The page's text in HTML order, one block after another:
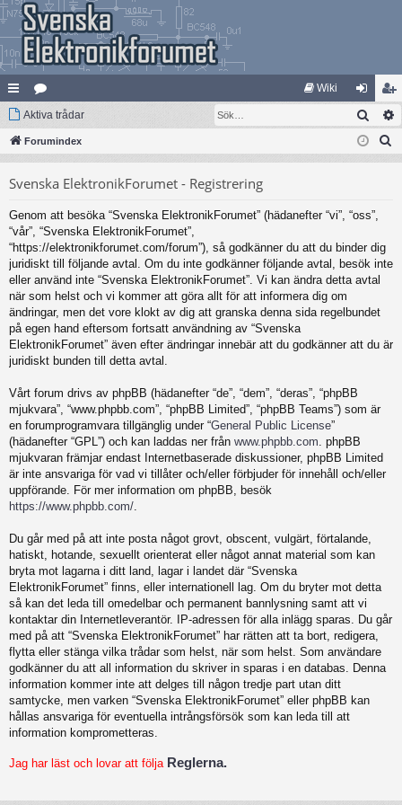
na
bb
ar
at
eg
Wiki
og
ga
li
m
Aktiva trådar Sök
Forumindex
Svenska ElektronikForumet - Registrering
Genom att besöka “Svenska ElektronikForumet” (hädanefter “vi”, “oss”,
“vår”, “Svenska ElektronikForumet”,
“https://elektronikforumet.com/forum”), så godkänner du att du binder dig
juridiskt till följande avtal. Om du inte godkänner följande avtal, besök inte
eller använd inte “Svenska ElektronikForumet”. Vi kan ändra detta avtal
när som helst och vi kommer att göra allt för att informera dig om
ändringar, men det vore klokt av dig att granska denna sida regelbundet
på egen hand eftersom fortsatt användning av “Svenska
ElektronikForumet” även efter ändringar innebär att du godkänner att du är
juridiskt bunden till detta avtal.
Vårt forum drivs av phpBB (hädanefter “de”, “dem”, “deras”, “phpBB
mjukvara”, “www.phpbb.com”, “phpBB Limited”, “phpBB Teams”) som är
en forumprogramvara tillgänglig under “General Public License”
(hädanefter “GPL”) och kan laddas ner från www.phpbb.com . phpBB
mjukvaran främjar endast Internetbaserade diskussioner, phpBB Limited
är inte ansvariga för vad vi tillåter och/eller förbjuder för innehåll och/eller
uppförande. För mer information om phpBB, besök
https://www.phpbb.com/
Du går med på att inte posta något grovt, obscent, vulgärt, förtalande,
hatiskt, hotande, sexuellt orienterat eller något annat material som kan
bryta mot lagarna i ditt land, lagar i landet där “Svenska
ElektronikForumet” finns, eller internationell lag. Om du bryter mot detta
så kan det leda till omedelbar och permanent bannlysning samt att vi
kontaktar din Internetleverantör. IP-adressen för alla inlägg sparas. Du går
med på att “Svenska ElektronikForumet” har rätten att ta bort, redigera,
flytta eller stänga vilka trådar som helst, när som helst. Som användare
godkänner du att all information du skriver in sparas i en databas. Denna
information kommer inte att delges till någon tredje part utan ditt
samtycke, men varken “Svenska ElektronikForumet” eller phpBB kan
hållas ansvariga för eventuella intrångsförsök som kan leda till att
information komprometteras.
Jag har läst och lovar att följa Reglerna.